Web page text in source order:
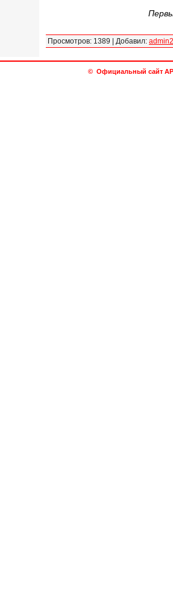
Просмотров: 1389 Добавил: admin2
© Официальный сайт